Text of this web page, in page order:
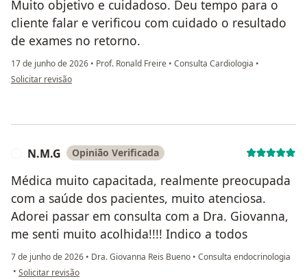
Muito objetivo e cuidadoso. Deu tempo para o
cliente falar e verificou com cuidado o resultado
de exames no retorno.
17 de junho de 2026 • Prof. Ronald Freire • Consulta Cardiologia •
na opinião do utilizador Val Camargo
Solicitar revisão
N.M.G Opinião Verificada
Médica muito capacitada, realmente preocupada
com a saúde dos pacientes, muito atenciosa.
Adorei passar em consulta com a Dra. Giovanna,
me senti muito acolhida!!!! Indico a todos
7 de junho de 2026 • Dra. Giovanna Reis Bueno • Consulta endocrinologia
• na opinião do utilizador N.M.G
Solicitar revisão